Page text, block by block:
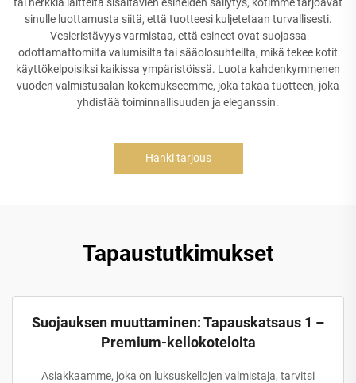
sinulle luottamusta siitä, että tuotteesi kuljetetaan turvallisesti.
Vesieristävyys varmistaa, että esineet ovat suojassa
odottamattomilta valumisilta tai sääolosuhteilta, mikä tekee kotit
käyttökelpoisiksi kaikissa ympäristöissä. Luota kahdenkymmenen
vuoden valmistusalan kokemukseemme, joka takaa tuotteen, joka
yhdistää toiminnallisuuden ja eleganssin.
Hanki tarjous
Tapaustutkimukset
Suojauksen muuttaminen: Tapauskatsaus 1 –
Premium-kellokoteloita
Asiakkaamme, joka on luksuskellojen valmistaja, tarvitsi